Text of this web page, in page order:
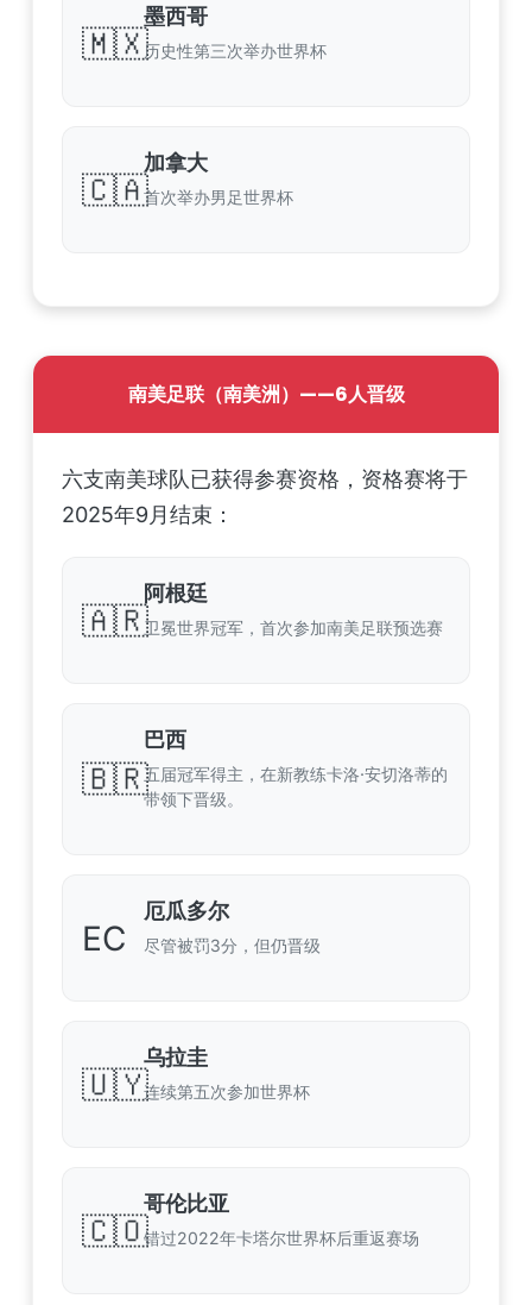
🇲🇽
墨西哥
历史性第三次举办世界杯
🇨🇦
加拿大
首次举办男足世界杯
南美足联（南美洲）——6人晋级
六支南美球队已获得参赛资格，资格赛将于
2025年9月结束：
🇦🇷
阿根廷
卫冕世界冠军，首次参加南美足联预选赛
🇧🇷
巴西
五届冠军得主，在新教练卡洛·安切洛蒂的
带领下晋级。
EC
厄瓜多尔
尽管被罚3分，但仍晋级
🇺🇾
乌拉圭
连续第五次参加世界杯
🇨🇴
哥伦比亚
错过2022年卡塔尔世界杯后重返赛场